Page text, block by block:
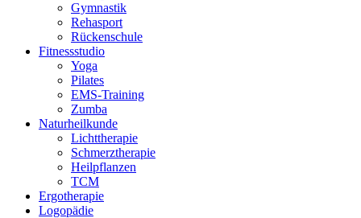
Gymnastik
Rehasport
Rückenschule
Fitnessstudio
Yoga
Pilates
EMS-Training
Zumba
Naturheilkunde
Lichttherapie
Schmerztherapie
Heilpflanzen
TCM
Ergotherapie
Logopädie